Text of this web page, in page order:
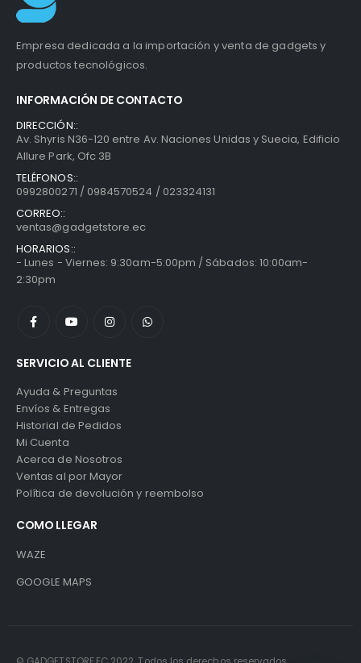
Empresa dedicada a la importación y venta de gadgets y
productos tecnológicos.
INFORMACIÓN DE CONTACTO
DIRECCIÓN::
Av. Shyris N36-120 entre Av. Naciones Unidas y Suecia, Edificio
Allure Park, Ofc 3B
TELÉFONOS::
0992800271 / 0984570524 / 023324131
CORREO::
ventas@gadgetstore.ec
HORARIOS::
- Lunes - Viernes: 9:30am-5:00pm / Sábados: 10:00am-
2:30pm
SERVICIO AL CLIENTE
Ayuda & Preguntas
Envíos & Entregas
Historial de Pedidos
Mi Cuenta
Acerca de Nosotros
Ventas al por Mayor
Política de devolución y reembolso
COMO LLEGAR
WAZE
GOOGLE MAPS